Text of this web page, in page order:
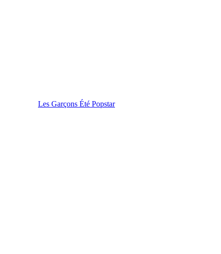
Les Garçons Été Popstar